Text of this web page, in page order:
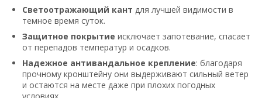
Светоотражающий кант для лучшей видимости в
темное время суток.
Защитное покрытие исключает запотевание, спасает
от перепадов температур и осадков.
Надежное антивандальное крепление: благодаря
прочному кронштейну они выдерживают сильный ветер
и остаются на месте даже при плохих погодных
условиях.